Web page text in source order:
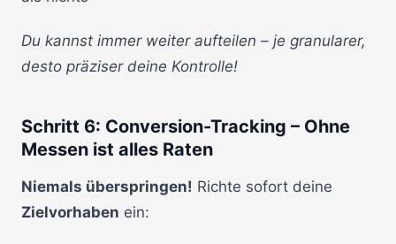
Du kannst immer weiter aufteilen – je granularer,
desto präziser deine Kontrolle!
Schritt 6: Conversion-Tracking – Ohne
Messen ist alles Raten
Niemals überspringen! Richte sofort deine
Zielvorhaben ein: